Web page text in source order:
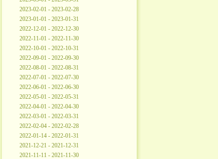
2023-02-01 - 2023-02-28
2023-01-01 - 2023-01-31
2022-12-01 - 2022-12-30
2022-11-01 - 2022-11-30
2022-10-01 - 2022-10-31
2022-09-01 - 2022-09-30
2022-08-01 - 2022-08-31
2022-07-01 - 2022-07-30
2022-06-01 - 2022-06-30
2022-05-01 - 2022-05-31
2022-04-01 - 2022-04-30
2022-03-01 - 2022-03-31
2022-02-04 - 2022-02-28
2022-01-14 - 2022-01-31
2021-12-21 - 2021-12-31
2021-11-11 - 2021-11-30